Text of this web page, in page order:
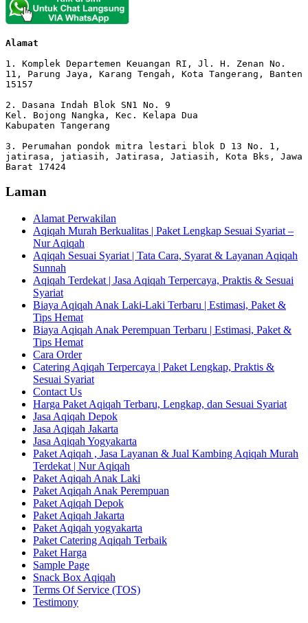
Alamat
1. Komplek Departemen Keuangan RI, Jl. H. Zenan No.
11, Parung Jaya, Karang Tengah, Kota Tangerang, Banten
15157
2. Dasana Indah Blok SN1 No. 9
Kel. Bojong Nangka, Kec. Kelapa Dua
Kabupaten Tangerang
3. Perumahan pondok mitra lestari blok D 13 No. 1,
jatirasa, jatiasih, Jatirasa, Jatiasih, Kota Bks, Jawa
Barat 17424
Laman
Alamat Perwakilan
Aqiqah Murah Berkualitas | Paket Lengkap Sesuai Syariat –
Nur Aqiqah
Aqiqah Sesuai Syariat | Tata Cara, Syarat & Layanan Aqiqah
Sunnah
Aqiqah Terdekat | Jasa Aqiqah Terpercaya, Praktis & Sesuai
Syariat
Biaya Aqiqah Anak Laki-Laki Terbaru | Estimasi, Paket &
Tips Hemat
Biaya Aqiqah Anak Perempuan Terbaru | Estimasi, Paket &
Tips Hemat
Cara Order
Catering Aqiqah Terpercaya | Paket Lengkap, Praktis &
Sesuai Syariat
Contact Us
Harga Paket Aqiqah Terbaru, Lengkap, dan Sesuai Syariat
Jasa Aqiqah Depok
Jasa Aqiqah Jakarta
Jasa Aqiqah Yogyakarta
Paket Aqiqah , Jasa Layanan & Jual Kambing Aqiqah Murah
Terdekat | Nur Aqiqah
Paket Aqiqah Anak Laki
Paket Aqiqah Anak Perempuan
Paket Aqiqah Depok
Paket Aqiqah Jakarta
Paket Aqiqah yogyakarta
Paket Catering Aqiqah Terbaik
Paket Harga
Sample Page
Snack Box Aqiqah
Terms Of Service (TOS)
Testimony